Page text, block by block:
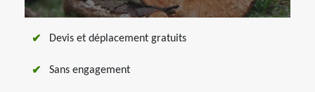
Devis et déplacement gratuits
Sans engagement